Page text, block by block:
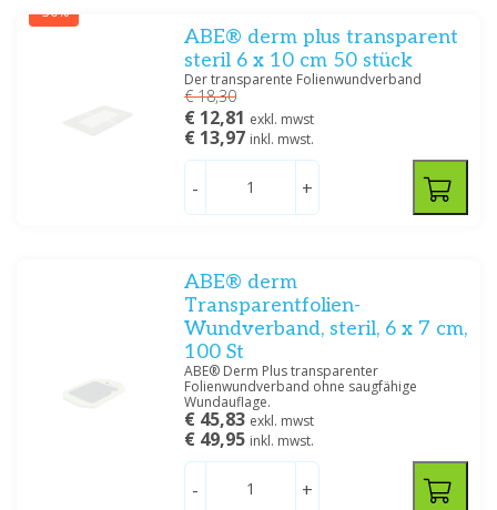
5 x 7 cm
Transparant
-30%
ABE® derm plus transparent
steril 6 x 10 cm 50 stück
Der transparente Folienwundverband
€ 18,30
€ 12,81 exkl. mwst
€ 13,97 inkl. mwst.
- +
ABE® derm
Transparentfolien-
Wundverband, steril, 6 x 7 cm,
100 St
ABE® Derm Plus transparenter
Folienwundverband ohne saugfähige
Wundauflage.
€ 45,83 exkl. mwst
€ 49,95 inkl. mwst.
- +